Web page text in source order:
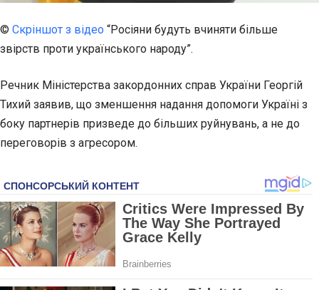
© Скріншот з відео “Росіяни будуть вчиняти більше
звірств проти українського народу”.
Речник Міністерства закордонних справ України Георгій
Тихий заявив, що зменшення надання допомоги Україні з
боку партнерів призведе до більших руйнувань, а не до
переговорів з агресором.